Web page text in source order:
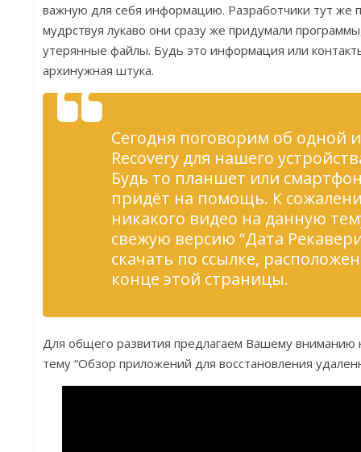
важную для себя информацию. Разработчики тут
мудрствуя лукаво они сразу же придумали
утерянные файлы. Будь это информация или
архинужная штука.
Сегодня поговорим об одной
Recovery для нашего
Будь то планшет или
придёт на помощь. К
никакого видео на данную
свежую версию “Дата
скачать по ссылке,
конце этой страницы.
Для общего развития предлагаем Вашему
тему “Обзор приложений для восстановления